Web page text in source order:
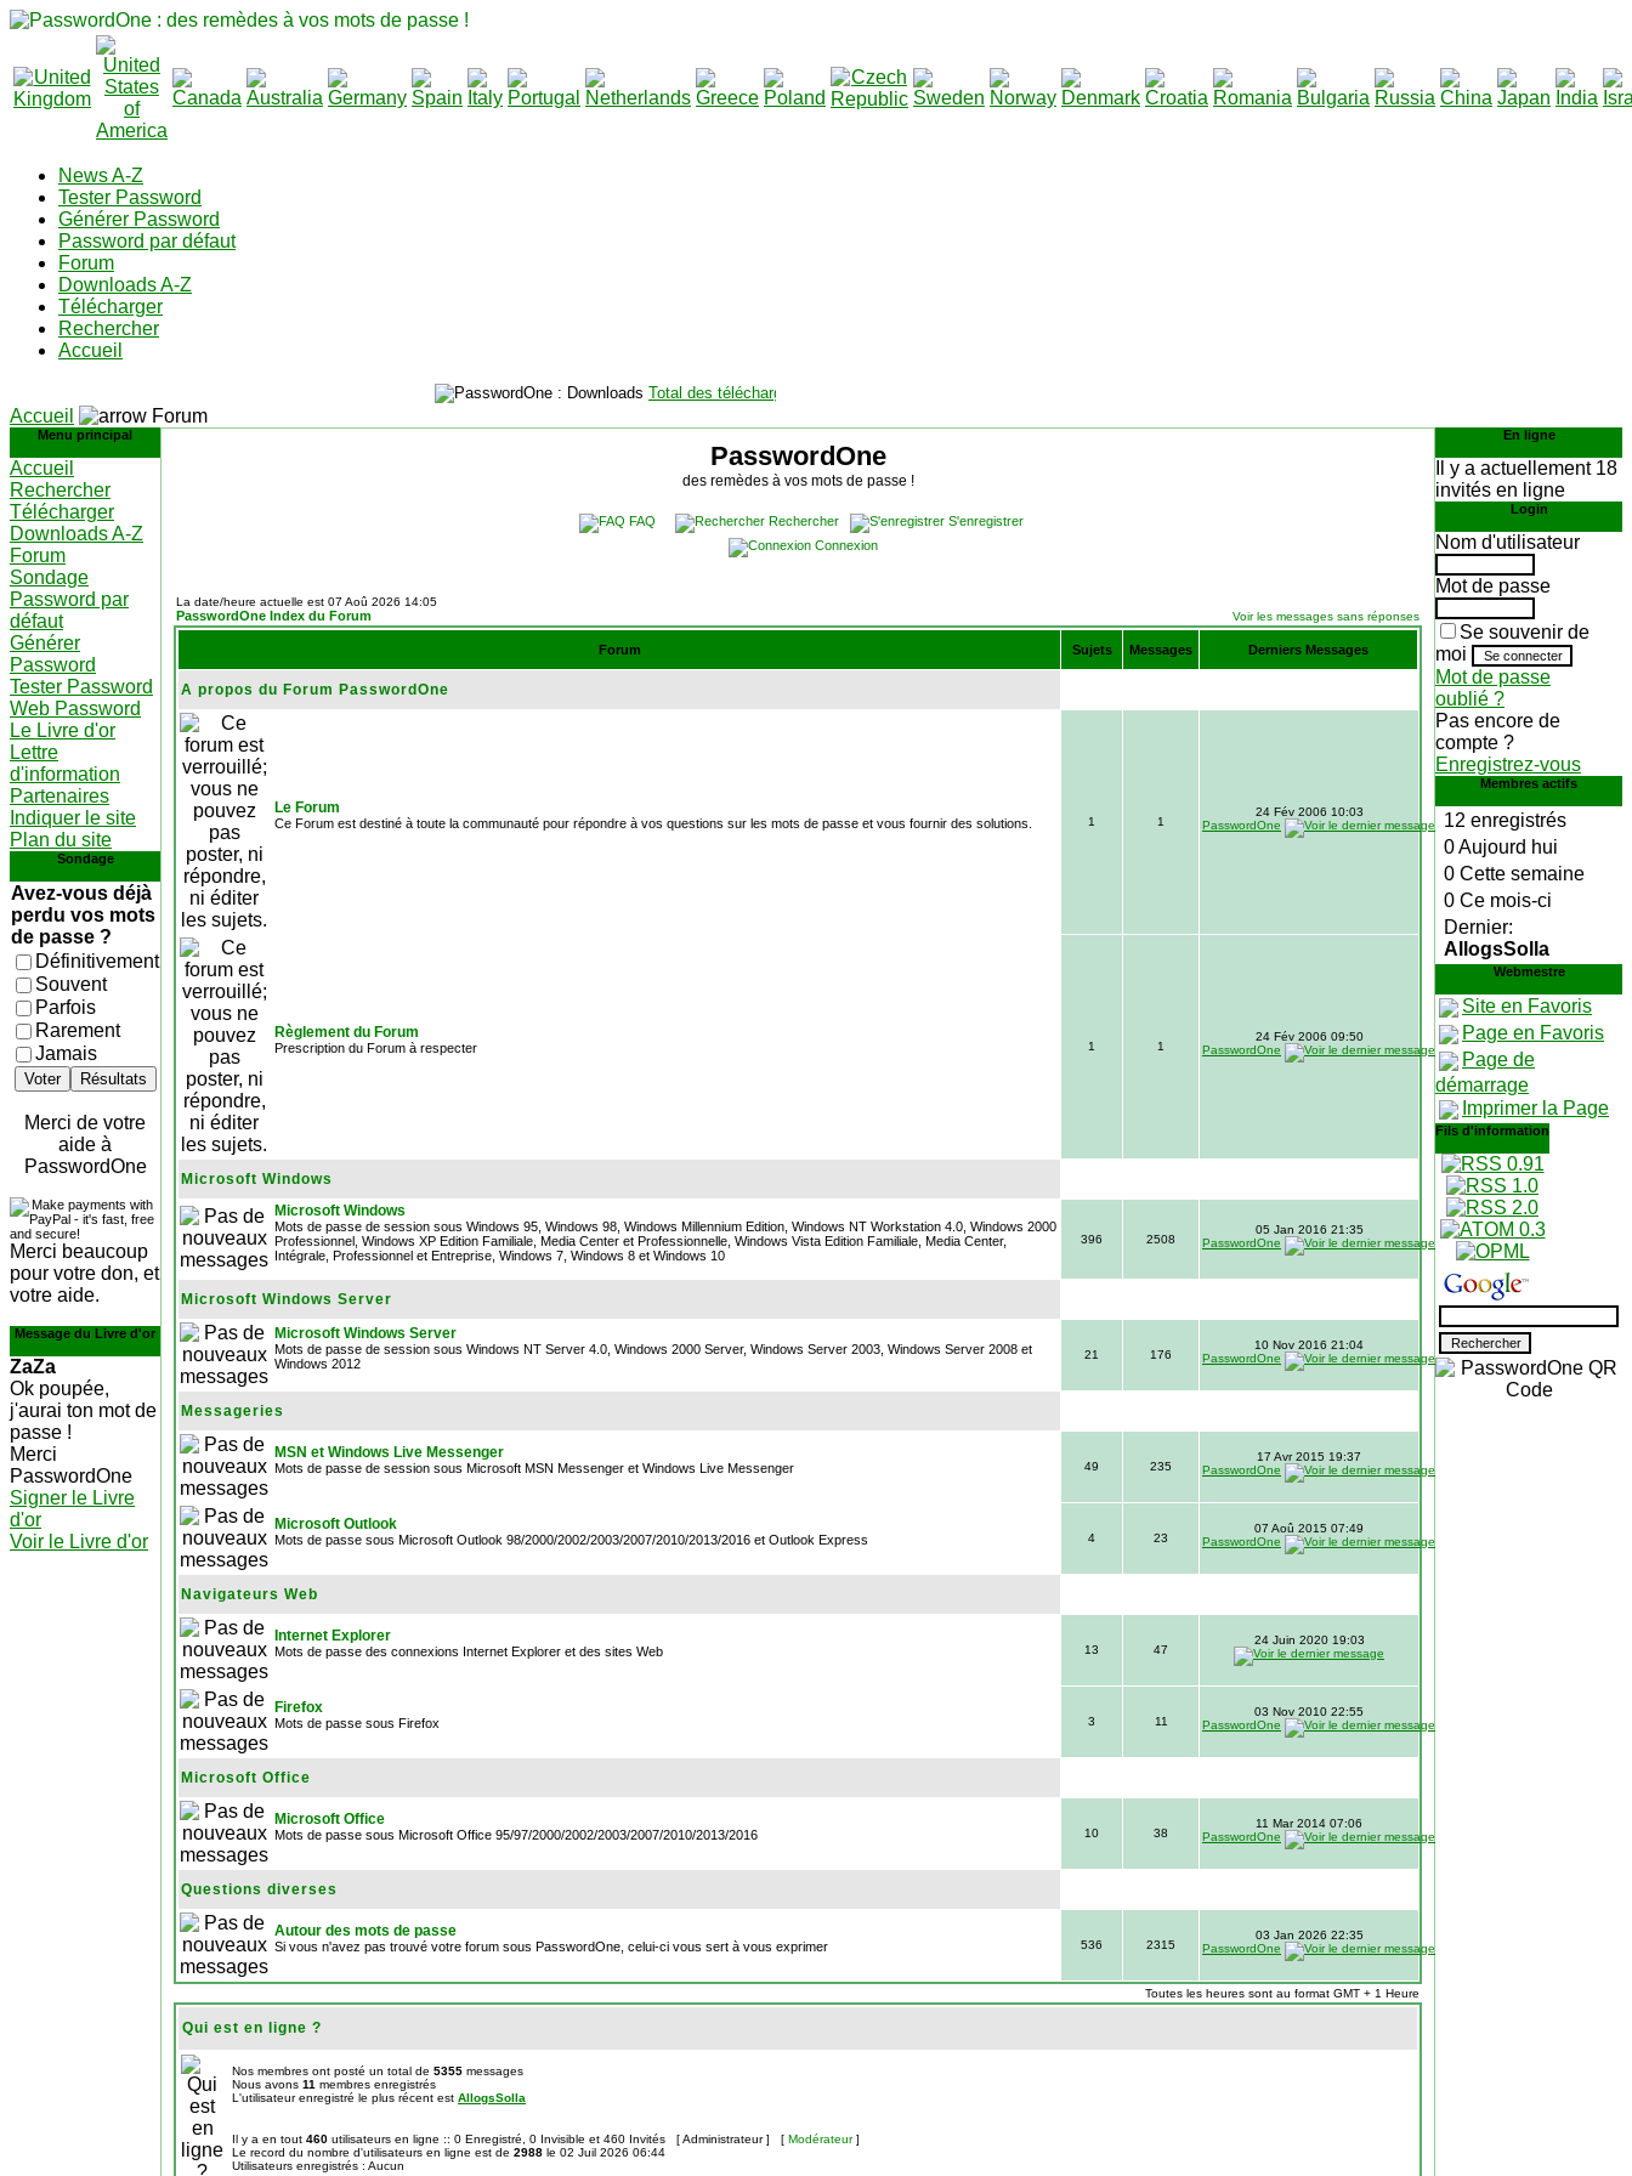
News A-Z
Tester Password
Générer Password
Password par défaut
Forum
Downloads A-Z
Télécharger
Rechercher
Accueil
Total des téléchargements
Accueil
Forum
Menu principal
Accueil
Rechercher
Télécharger
Downloads A-Z
Forum
Sondage
Password par
défaut
Générer
Password
Tester Password
Web Password
Le Livre d'or
Lettre
d'information
Partenaires
Indiquer le site
Plan du site
Sondage
Avez-vous déjà
perdu vos mots
de passe ?
Définitivement
Souvent
Parfois
Rarement
Jamais
Voter Résultats
Merci de votre
aide à
PasswordOne
Merci beaucoup
pour votre don, et
votre aide.
Message du Livre d'or
ZaZa
Ok poupée,
j'aurai ton mot de
passe !
Merci
PasswordOne
Signer le Livre
d'or
Voir le Livre d'or
PasswordOne
des remèdes à vos mots de passe !
FAQ Rechercher
S'enregistrer
Connexion
La date/heure actuelle est 07 Aoû 2026 14:05
PasswordOne Index du Forum Voir les messages sans réponses
Forum Sujets Messages Derniers Messages
A propos du Forum PasswordOne
Le Forum
Ce Forum est destiné à toute la communauté pour répondre à vos questions sur les mots de passe et vous fournir des solutions. 1 1
24 Fév 2006 10:03
PasswordOne
Règlement du Forum
Prescription du Forum à respecter 1 1
24 Fév 2006 09:50
PasswordOne
Microsoft Windows
Microsoft Windows
Mots de passe de session sous Windows 95, Windows 98, Windows Millennium Edition, Windows NT Workstation 4.0, Windows 2000
Professionnel, Windows XP Edition Familiale, Media Center et Professionnelle, Windows Vista Edition Familiale, Media Center,
Intégrale, Professionnel et Entreprise, Windows 7, Windows 8 et Windows 10
396 2508
05 Jan 2016 21:35
PasswordOne
Microsoft Windows Server
Microsoft Windows Server
Mots de passe de session sous Windows NT Server 4.0, Windows 2000 Server, Windows Server 2003, Windows Server 2008 et
Windows 2012
21 176
10 Nov 2016 21:04
PasswordOne
Messageries
MSN et Windows Live Messenger
Mots de passe de session sous Microsoft MSN Messenger et Windows Live Messenger 49 235
17 Avr 2015 19:37
PasswordOne
Microsoft Outlook
Mots de passe sous Microsoft Outlook 98/2000/2002/2003/2007/2010/2013/2016 et Outlook Express 4 23
07 Aoû 2015 07:49
PasswordOne
Navigateurs Web
Internet Explorer
Mots de passe des connexions Internet Explorer et des sites Web 13 47
24 Juin 2020 19:03
Firefox
Mots de passe sous Firefox 3 11
03 Nov 2010 22:55
PasswordOne
Microsoft Office
Microsoft Office
Mots de passe sous Microsoft Office 95/97/2000/2002/2003/2007/2010/2013/2016 10 38
11 Mar 2014 07:06
PasswordOne
Questions diverses
Autour des mots de passe
Si vous n'avez pas trouvé votre forum sous PasswordOne, celui-ci vous sert à vous exprimer 536 2315
03 Jan 2026 22:35
PasswordOne
Toutes les heures sont au format GMT + 1 Heure
Qui est en ligne ?
Nos membres ont posté un total de 5355 messages
Nous avons 11 membres enregistrés
L'utilisateur enregistré le plus récent est AllogsSolla
Il y a en tout 460 utilisateurs en ligne :: 0 Enregistré, 0 Invisible et 460 Invités [Administrateur] [ Modérateur]
Le record du nombre d'utilisateurs en ligne est de 2988 le 02 Juil 2026 06:44
Utilisateurs enregistrés : Aucun
En ligne
Il y a actuellement 18
invités en ligne
Login
Nom d'utilisateur
Mot de passe
Se souvenir de
moi
Mot de passe
oublié ?
Pas encore de
compte ?
Enregistrez-vous
Membres actifs
12 enregistrés
0 Aujourd hui
0 Cette semaine
0 Ce mois-ci
Dernier:
AllogsSolla
Webmestre
Site en Favoris
Page en Favoris
Page de
démarrage
Imprimer la Page
Fils d'information